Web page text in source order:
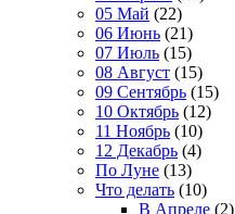
05 Май (22)
06 Июнь (21)
07 Июль (15)
08 Август (15)
09 Сентябрь (15)
10 Октябрь (12)
11 Ноябрь (10)
12 Декабрь (4)
По Луне (13)
Что делать (10)
В Апреле (2)